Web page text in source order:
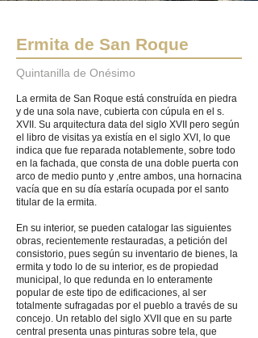
Ermita de San Roque
Quintanilla de Onésimo
La ermita de San Roque está construída en piedra
y de una sola nave, cubierta con cúpula en el s.
XVII. Su arquitectura data del siglo XVII pero según
el libro de visitas ya existía en el siglo XVI, lo que
indica que fue reparada notablemente, sobre todo
en la fachada, que consta de una doble puerta con
arco de medio punto y ,entre ambos, una hornacina
vacía que en su día estaría ocupada por el santo
titular de la ermita.
En su interior, se pueden catalogar las siguientes
obras, recientemente restauradas, a petición del
consistorio, pues según su inventario de bienes, la
ermita y todo lo de su interior, es de propiedad
municipal, lo que redunda en lo enteramente
popular de este tipo de edificaciones, al ser
totalmente sufragadas por el pueblo a través de su
concejo. Un retablo del siglo XVII que en su parte
central presenta unas pinturas sobre tela, que